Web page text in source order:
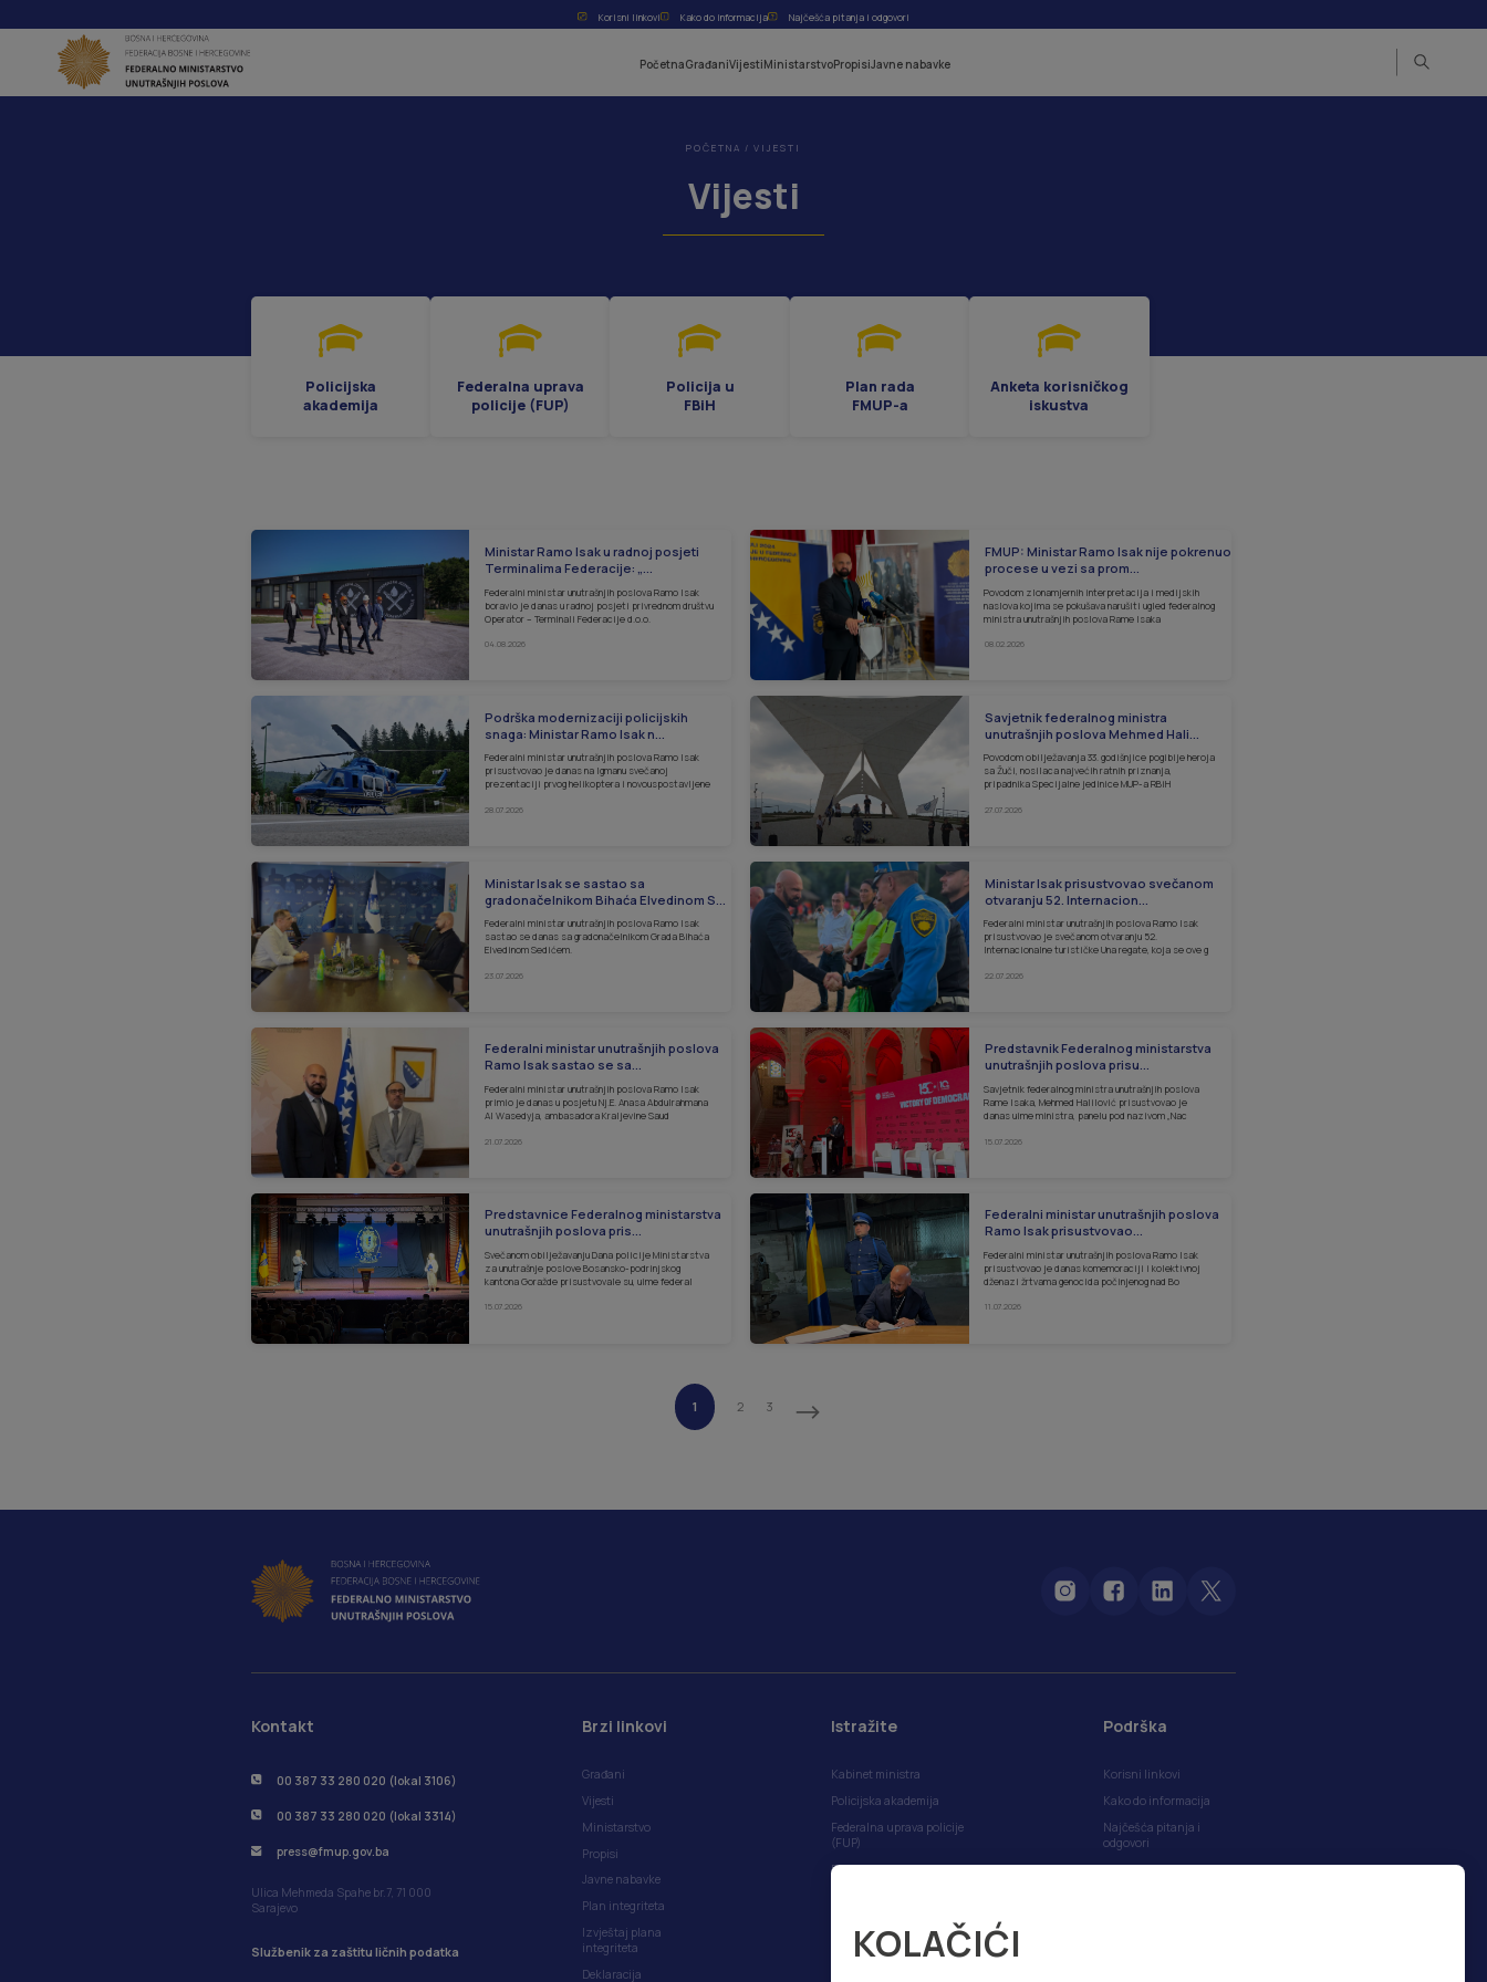
Korisni linkovi Kako do informacija Najčešća pitanja i odgovori
PočetnaGrađaniVijesti MinistarstvoPropisiJavne nabavke
POČETNA / VIJESTI
Vijesti
Policijska
akademija
Federalna uprava
policije (FUP)
Policija u
FBiH
Plan rada
FMUP-a
Anketa korisničkog
iskustva
Ministar Ramo Isak u radnoj posjeti
Terminalima Federacije: „...
Federalni ministar unutrašnjih poslova Ramo Isak
boravio je danas u radnoj posjeti privrednom društvu
Operator – Terminali Federacije d.o.o.
04.08.2026
FMUP: Ministar Ramo Isak nije pokrenuo
procese u vezi sa prom...
Povodom zlonamjernih interpretacija i medijskih
naslova kojima se pokušava narušiti ugled federalnog
ministra unutrašnjih poslova Rame Isaka
08.02.2026
Podrška modernizaciji policijskih
snaga: Ministar Ramo Isak n...
Federalni ministar unutrašnjih poslova Ramo Isak
prisustvovao je danas na Igmanu svečanoj
prezentaciji prvog helikoptera i novouspostavljene
28.07.2026
Savjetnik federalnog ministra
unutrašnjih poslova Mehmed Hali...
Povodom obilježavanja 33. godišnjice pogibije heroja
sa Žuči, nosilaca najvećih ratnih priznanja,
pripadnika Specijalne jedinice MUP-a RBiH
27.07.2026
Ministar Isak se sastao sa
gradonačelnikom Bihaća Elvedinom S...
Federalni ministar unutrašnjih poslova Ramo Isak
sastao se danas sa gradonačelnikom Grada Bihaća
Elvedinom Sedićem.
23.07.2026
Ministar Isak prisustvovao svečanom
otvaranju 52. Internacion...
Federalni ministar unutrašnjih poslova Ramo Isak
prisustvovao je svečanom otvaranju 52.
Internacionalne turističke Una regate, koja se ove g
22.07.2026
Federalni ministar unutrašnjih poslova
Ramo Isak sastao se sa...
Federalni ministar unutrašnjih poslova Ramo Isak
primio je danas u posjetu Nj.E. Anasa Abdulrahmana
Al Wasedyja, ambasadora Kraljevine Saud
21.07.2026
Predstavnik Federalnog ministarstva
unutrašnjih poslova prisu...
Savjetnik federalnog ministra unutrašnjih poslova
Rame Isaka, Mehmed Halilović prisustvovao je
danas uime ministra, panelu pod nazivom „Nac
15.07.2026
Predstavnice Federalnog ministarstva
unutrašnjih poslova pris...
Svečanom obilježavanju Dana policije Ministarstva
za unutrašnje poslove Bosansko-podrinjskog
kantona Goražde prisustvovale su, uime federal
15.07.2026
Federalni ministar unutrašnjih poslova
Ramo Isak prisustvovao...
Federalni ministar unutrašnjih poslova Ramo Isak
prisustvovao je danas komemoraciji i kolektivnoj
dženazi žrtvama genocida počinjenog nad Bo
11.07.2026
1 2 3
KOLAČIĆI
Kontakt
00 387 33 280 020 (lokal 3106)
00 387 33 280 020 (lokal 3314)
press@fmup.gov.ba
Ulica Mehmeda Spahe br.7, 71 000
Sarajevo
Službenik za zaštitu ličnih podatka
Brzi linkovi
Građani
Vijesti
Ministarstvo
Propisi
Javne nabavke
Plan integriteta
Izvještaj plana
integriteta
Deklaracija
Istražite
Kabinet ministra
Policijska akademija
Federalna uprava policije
(FUP)
Plan rada FMUP-a
Podrška
Korisni linkovi
Kako do informacija
Najčešća pitanja i
odgovori
Politika privatnosti